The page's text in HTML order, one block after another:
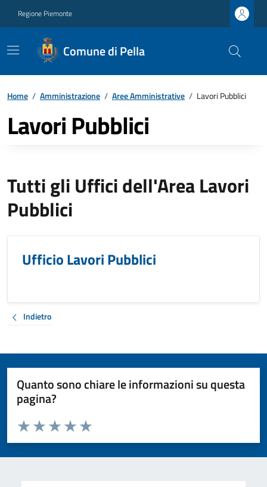
Regione Piemonte
Comune di Pella
Home / Amministrazione / Aree Amministrative / Lavori Pubblici
Lavori Pubblici
Tutti gli Uffici dell'Area Lavori
Pubblici
Ufficio Lavori Pubblici
Indietro
Quanto sono chiare le informazioni su questa
pagina?
Valuta da 1 a 5 stelle la pagina
Valuta 5 stelle su 5
Valuta 4 stelle su 5
Valuta 3 stelle su 5
Valuta 2 stelle su 5
Valuta 1 stelle su 5